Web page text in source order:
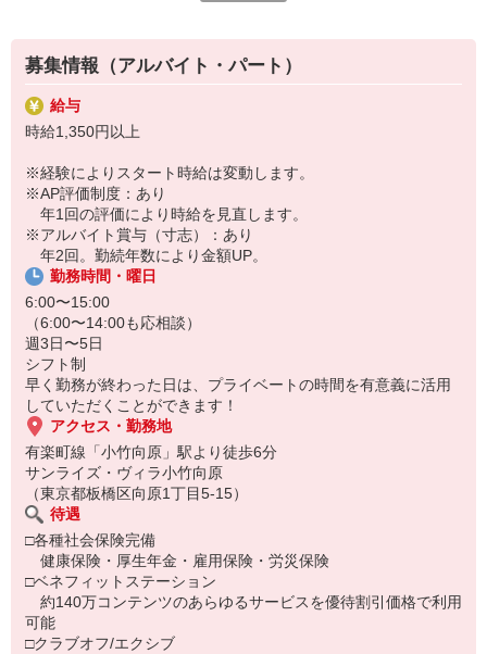
HITOWAのフードサービスカンパニーは、全国300以上の施設で
給食運営を行う業界大手。
地域に根ざしたサービスを展開し、安心・安全な食事づくりを支
えています。
募集情報（アルバイト・パート）
給与
時給1,350円以上
※経験によりスタート時給は変動します。
※AP評価制度：あり
年1回の評価により時給を見直します。
※アルバイト賞与（寸志）：あり
年2回。勤続年数により金額UP。
勤務時間・曜日
6:00〜15:00
（6:00〜14:00も応相談）
週3日〜5日
シフト制
早く勤務が終わった日は、プライベートの時間を有意義に活用
していただくことができます！
アクセス・勤務地
有楽町線「小竹向原」駅より徒歩6分
サンライズ・ヴィラ小竹向原
（東京都板橋区向原1丁目5-15）
待遇
□各種社会保険完備
健康保険・厚生年金・雇用保険・労災保険
□ベネフィットステーション
約140万コンテンツのあらゆるサービスを優待割引価格で利用
可能
□クラブオフ/エクシブ